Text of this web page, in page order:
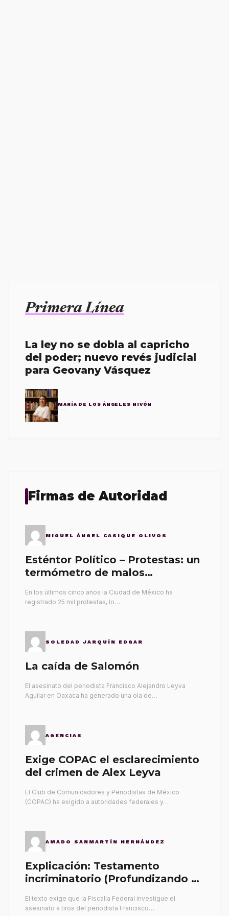
Primera Línea
La ley no se dobla al capricho
del poder; nuevo revés judicial
para Geovany Vásquez
MARÍA DE LOS ÁNGELES NIVÓN
Firmas de Autoridad
MIGUEL ÁNGEL CASIQUE OLIVOS
Esténtor Político – Protestas: un
termómetro de malos
En los últimos cinco años la Ciudad de México ha
registrado 25 mil protestas, lo…
SOLEDAD JARQUÍN EDGAR
La caída de Salomón
El asesinato del periodista Francisco Alejandro Leyva
Aguilar en Oaxaca ha generado una ola de…
AGENCIAS
Exige COPAC el esclarecimiento
del crimen de Alex Leyva
El Club de Comunicadores y Periodistas de México
(COPAC) ha exigido a autoridades federales y…
AMADO SANMARTÍN HERNÁNDEZ
Explicación: Testamento
incriminatorio (Profundizando su
El texto exige que la Fiscalía Federal investigue el
asesinato a tiros del periodista Francisco…